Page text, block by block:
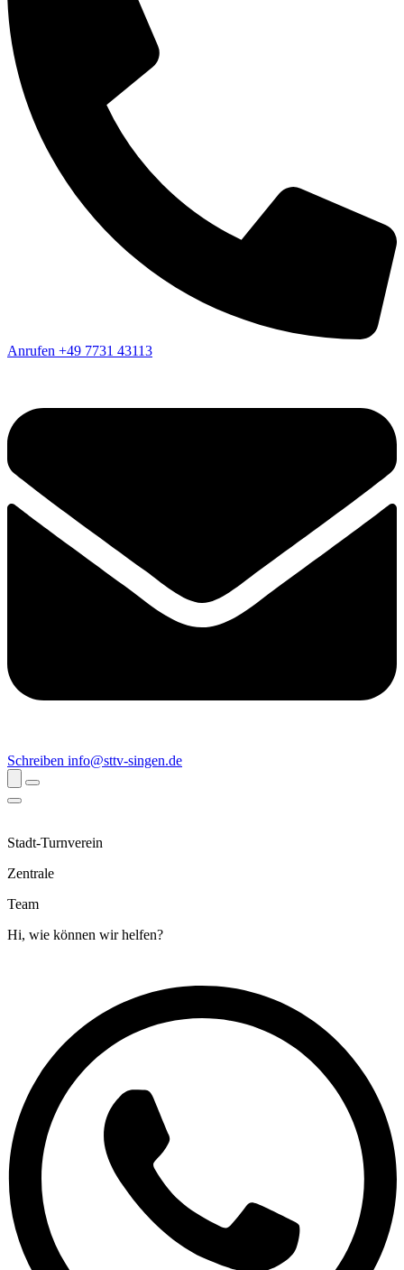
Anrufen +49 7731 43113
Schreiben info@sttv-singen.de
Stadt-Turnverein
Zentrale
Team
Hi, wie können wir helfen?